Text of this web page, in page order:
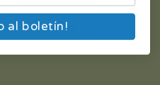
al boletín!